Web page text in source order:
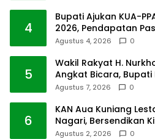
4
Bupati Ajukan KUA-
2026, Pendapatan
Agustus 4, 2026 0
5
Wakil Rakyat H.
Angkat Bicara, Bupati
Agustus 7, 2026 0
6
KAN Aua Kuniang
Nagari, Bersendikan
Agustus 2, 2026 0